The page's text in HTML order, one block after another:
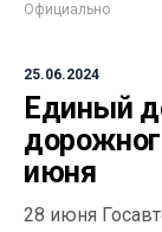
Официально
25.06.2024
Единый
июня
28 июня